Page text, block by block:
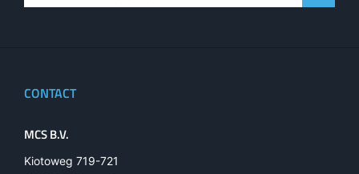
CONTACT
MCS B.V.
Kiotoweg 719-721